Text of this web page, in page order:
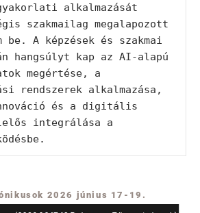
alkalmazását
szakmailag megalapozott
be. A képzések és szakmai
hangsúlyt kap az AI-alapú
megértése, a
rendszerek alkalmazása,
és a digitális
integrálása a
2026 június 17-19.